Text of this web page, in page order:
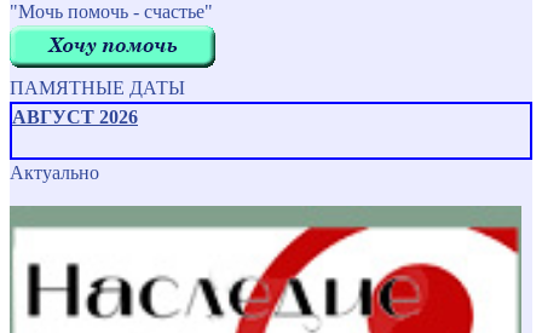
"Мочь помочь - счастье"
ПАМЯТНЫЕ ДАТЫ
АВГУСТ 2026
Актуально